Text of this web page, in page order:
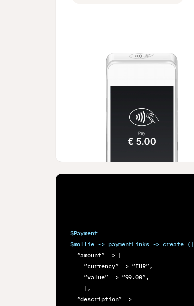
$Payment =
$mollie -> paymentLinks -> create ([
  “amount” => [
    “currency” => “EUR”,
    “value” => “99.00”,
    ],
  “description” =>